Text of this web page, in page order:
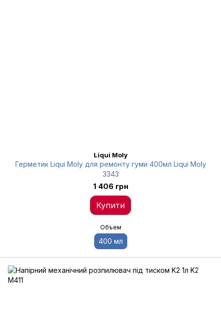
Liqui Moly
Герметик Liqui Moly для ремонту гуми 400мл Liqui Moly
3343
1 406 грн
Купити
Объем
400 мл